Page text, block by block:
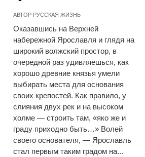
АВТОР РУССКАЯ ЖИЗНЬ
Оказавшись на Верхней
набережной Ярославля и глядя на
широкий волжский простор, в
очередной раз удивляешься, как
хорошо древние князья умели
выбирать места для основания
своих крепостей. Как правило, у
слияния двух рек и на высоком
холме — строить там, «яко же и
граду приходно быть…» Волей
своего основателя, — Ярославль
стал первым таким градом на...